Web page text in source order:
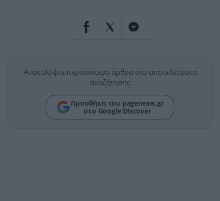
Ανακαλύψτε περισσότερα άρθρα στα αποτελέσματα
αναζήτησης
Προσθήκη του pagenews.gr
στο Google Discover